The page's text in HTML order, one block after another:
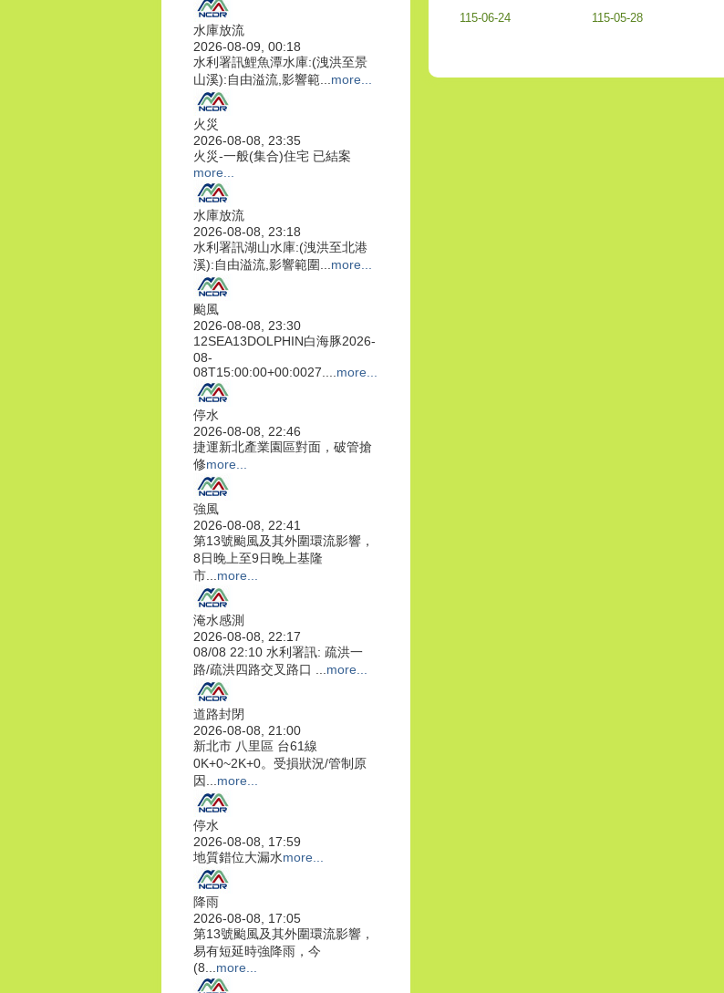
水庫放流
2026-08-09, 00:18
水利署訊鯉魚潭水庫:(洩洪至景
山溪):自由溢流,影響範...more...
火災
2026-08-08, 23:35
火災-一般(集合)住宅 已結案
more...
水庫放流
2026-08-08, 23:18
水利署訊湖山水庫:(洩洪至北港
溪):自由溢流,影響範圍...more...
颱風
2026-08-08, 23:30
12SEA13DOLPHIN白海豚2026-
08-
08T15:00:00+00:0027....more...
停水
2026-08-08, 22:46
捷運新北產業園區對面，破管搶
修more...
強風
2026-08-08, 22:41
第13號颱風及其外圍環流影響，
8日晚上至9日晚上基隆
市...more...
淹水感測
2026-08-08, 22:17
08/08 22:10 水利署訊: 疏洪一
路/疏洪四路交叉路口 ...more...
道路封閉
2026-08-08, 21:00
新北市 八里區 台61線
0K+0~2K+0。受損狀況/管制原
因...more...
停水
2026-08-08, 17:59
地質錯位大漏水more...
降雨
2026-08-08, 17:05
第13號颱風及其外圍環流影響，
易有短延時強降雨，今
(8...more...
115-06-24 115-05-28